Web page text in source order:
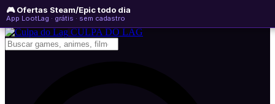
🎮 Ofertas Steam/Epic todo dia
App LootLag · grátis · sem cadastro
sexta-feira, 07 de agosto de 2026
Newsletter
CULPA DO LAG